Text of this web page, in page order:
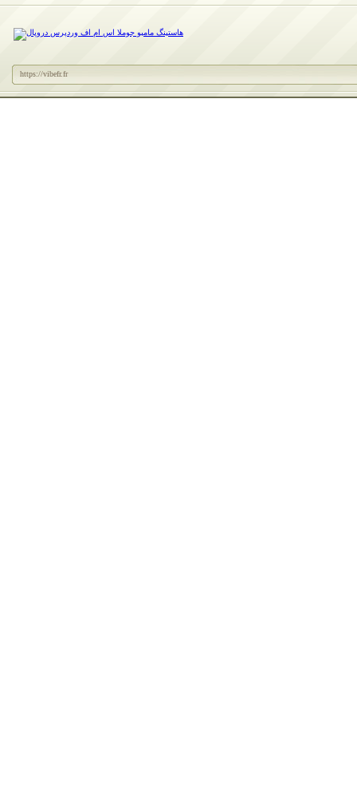
https://vibefr.fr